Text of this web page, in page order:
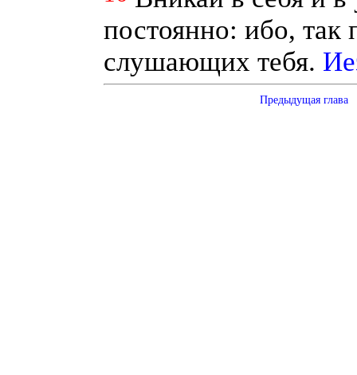
постоянно: ибо, так
слушающих тебя.
Предыдущая глава